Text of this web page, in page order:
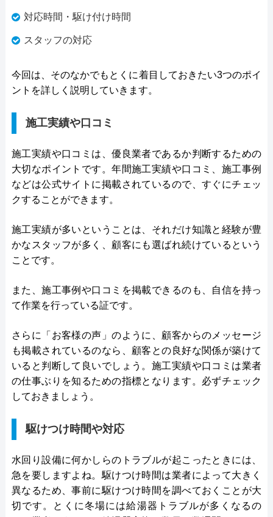
対応時間・駆け付け時間
スタッフの対応
今回は、そのなかでもとくに着目しておきたい3つのポイ
ントを詳しく説明していきます。
施工実績や口コミ
施工実績や口コミは、優良業者であるか判断するための
大切なポイントです。年間施工実績や口コミ、施工事例
などは公式サイトに掲載されているので、すぐにチェッ
クすることができます。
施工実績が多いということは、それだけ知識と経験が豊
かなスタッフが多く、顧客にも選ばれ続けているという
ことです。
また、施工事例や口コミを掲載できるのも、自信を持っ
て作業を行っている証です。
さらに「お客様の声」のように、顧客からのメッセージ
も掲載されているのなら、顧客との良好な関係が築けて
いると判断して良いでしょう。施工実績や口コミは業者
の仕事ぶりを知るための指標となります。必ずチェック
しておきましょう。
駆けつけ時間や対応
水回り設備に何かしらのトラブルが起こったときには、
急を要しますよね。駆けつけ時間は業者によって大きく
異なるため、事前に駆けつけ時間を調べておくことが大
切です。とくに冬場には給湯器トラブルが多くなるの